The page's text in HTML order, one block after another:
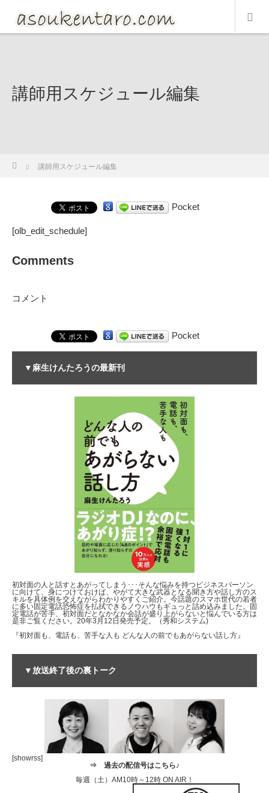
講師用スケジュール編集
ホーム
講師用スケジュール編集
Pocket
[olb_edit_schedule]
Comments
コメント
Pocket
▼麻生けんたろうの最新刊
初対面の人と話すとあがってしまう･･･そんな悩みを持つビジネスパーソン
に向けて、身につけておけば、やがて大きな武器となる聞き方や話し方のス
キルを具体例を交えながらわかりやすくご紹介。今話題のスマホ世代の若者
に多い固定電話恐怖症を払拭できるノウハウもギュっと詰め込みました。固
定電話が苦手、初対面だとなかなか会話が盛り上がらないと悩んでいる方は
是非ご覧ください。20年3月12日発売予定。（秀和システム)
『初対面も、電話も、苦手な人も どんな人の前でもあがらない話し方』
▼放送終了後の裏トーク
[showrss]
⇒ 過去の配信号はこちら♪
毎週（土）AM10時～12時 ON AIR！